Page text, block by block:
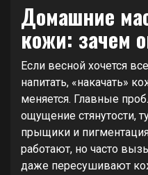
Домашние
кожи: зачем
Если весной хочется
напитать, «накачать»
меняется. Главные
ощущение стянутости,
прыщики и
работают, но часто
даже пересушивают